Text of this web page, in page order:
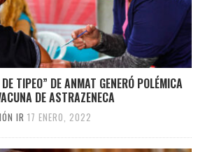
TIPEO” DE ANMAT GENERÓ POLÉMICA
DE ASTRAZENECA
IR 17 ENERO, 2022